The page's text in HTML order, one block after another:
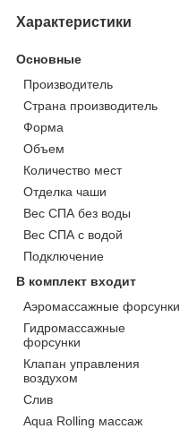
Характеристики
Основные
Производитель
Страна производитель
Форма
Объем
Количество мест
Отделка чаши
Вес СПА без воды
Вес СПА с водой
Подключение
В комплект входит
Аэромассажные форсунки
Гидромассажные
форсунки
Клапан управления
воздухом
Слив
Aqua Rolling массаж